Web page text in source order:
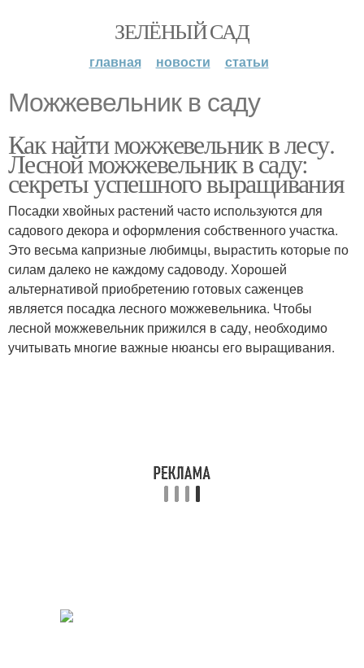
ЗЕЛЁНЫЙ САД
главная новости статьи
Можжевельник в саду
Как найти можжевельник в лесу.
Лесной можжевельник в саду:
секреты успешного выращивания
Посадки хвойных растений часто используются для
садового декора и оформления собственного участка.
Это весьма капризные любимцы, вырастить которые по
силам далеко не каждому садоводу. Хорошей
альтернативой приобретению готовых саженцев
является посадка лесного можжевельника. Чтобы
лесной можжевельник прижился в саду, необходимо
учитывать многие важные нюансы его выращивания.